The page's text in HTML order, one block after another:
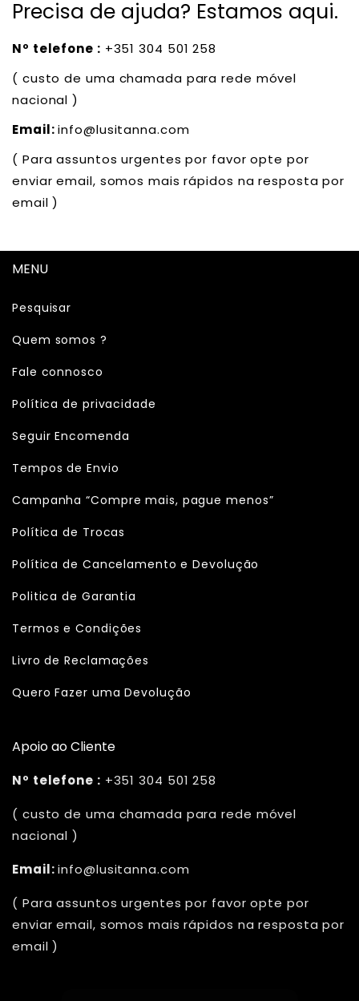
Precisa de ajuda? Estamos aqui.
Nº telefone : +351 304 501 258
( custo de uma chamada para rede móvel
nacional )
Email:info@lusitanna.com
( Para assuntos urgentes por favor opte por
enviar email, somos mais rápidos na resposta por
email )
MENU
Pesquisar
Quem somos ?
Fale connosco
Política de privacidade
Seguir Encomenda
Tempos de Envio
Campanha “Compre mais, pague menos”
Política de Trocas
Política de Cancelamento e Devolução
Politica de Garantia
Termos e Condições
Livro de Reclamações
Quero Fazer uma Devolução
Apoio ao Cliente
Nº telefone : +351 304 501 258
( custo de uma chamada para rede móvel
nacional )
Email:info@lusitanna.com
( Para assuntos urgentes por favor opte por
enviar email, somos mais rápidos na resposta por
email )